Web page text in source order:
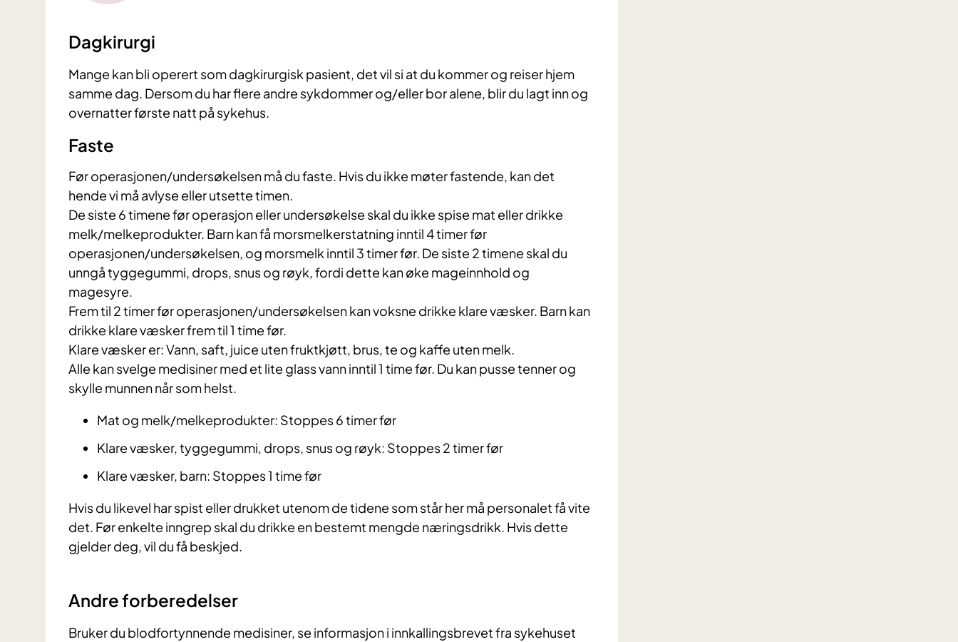
Dagkirurgi
Mange kan bli operert som dagkirurgisk pasient, det vil si at du kommer og reiser hjem
samme dag. Dersom du har flere andre sykdommer og/eller bor alene, blir du lagt inn og
overnatter første natt på sykehus.
​​Faste
Før operasjonen/undersøkelsen må du faste. Hvis du ikke møter fastende, kan det
hende vi må avlyse eller utsette timen.
De siste 6 timene før operasjon eller undersøkelse skal du ikke spise mat eller drikke
melk/melkeprodukter. Barn kan få morsmelkerstatning inntil 4 timer før
operasjonen/undersøkelsen, og morsmelk inntil 3 timer før. De siste 2 timene skal du
unngå tyggegummi, drops, snus og røyk, fordi dette kan øke mageinnhold og
magesyre.
Frem til 2 timer før operasjonen/undersøkelsen kan voksne drikke klare væsker. Barn kan
drikke klare væsker frem til 1 time før.
Klare væsker er: Vann, saft, juice uten fruktkjøtt, brus, te og kaffe uten melk.
Alle kan svelge medisiner med et lite glass vann inntil 1 time før. Du kan pusse tenner og
skylle munnen når som helst.
Mat og melk/melkeprodukter: Stoppes 6 timer før
Klare væsker, tyggegummi, drops, snus og røyk: Stoppes 2 timer før
Klare væsker, barn: Stoppes 1 time før
Hvis du likevel har spist eller drukket utenom de tidene som står her må personalet få vite
det. Før enkelte inngrep skal du drikke en bestemt mengde næringsdrikk. Hvis dette
gjelder deg, vil du få beskjed.
Andre forberedelser
Bruker du blodfortynnende medisiner, se informasjon i innkallingsbrevet fra sykehuset